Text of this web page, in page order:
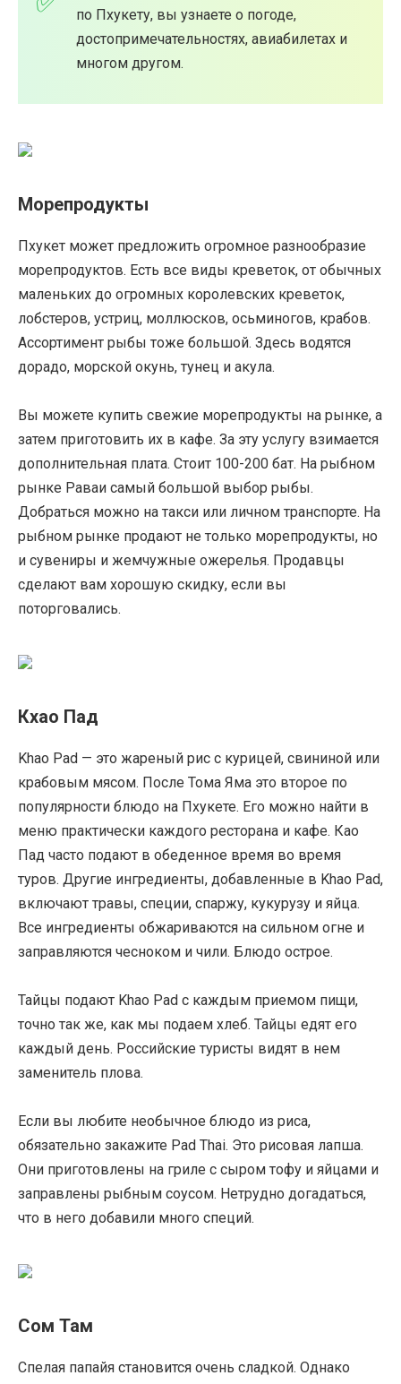
по Пхукету, вы узнаете о погоде,
достопримечательностях, авиабилетах и ​​
многом другом.
Морепродукты
Пхукет может предложить огромное разнообразие
морепродуктов. Есть все виды креветок, от обычных
маленьких до огромных королевских креветок,
лобстеров, устриц, моллюсков, осьминогов, крабов.
Ассортимент рыбы тоже большой. Здесь водятся
дорадо, морской окунь, тунец и акула.
Вы можете купить свежие морепродукты на рынке, а
затем приготовить их в кафе. За эту услугу взимается
дополнительная плата. Стоит 100-200 бат. На рыбном
рынке Раваи самый большой выбор рыбы.
Добраться можно на такси или личном транспорте. На
рыбном рынке продают не только морепродукты, но
и сувениры и жемчужные ожерелья. Продавцы
сделают вам хорошую скидку, если вы
поторговались.
Кхао Пад
Khao Pad — это жареный рис с курицей, свининой или
крабовым мясом. После Тома Яма это второе по
популярности блюдо на Пхукете. Его можно найти в
меню практически каждого ресторана и кафе. Као
Пад часто подают в обеденное время во время
туров. Другие ингредиенты, добавленные в Khao Pad,
включают травы, специи, спаржу, кукурузу и яйца.
Все ингредиенты обжариваются на сильном огне и
заправляются чесноком и чили. Блюдо острое.
Тайцы подают Khao Pad с каждым приемом пищи,
точно так же, как мы подаем хлеб. Тайцы едят его
каждый день. Российские туристы видят в нем
заменитель плова.
Если вы любите необычное блюдо из риса,
обязательно закажите Pad Thai. Это рисовая лапша.
Они приготовлены на гриле с сыром тофу и яйцами и
заправлены рыбным соусом. Нетрудно догадаться,
что в него добавили много специй.
Сом Там
Спелая папайя становится очень сладкой. Однако